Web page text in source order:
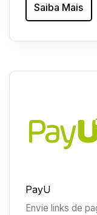
Saiba Mais
PayU
Envie links de